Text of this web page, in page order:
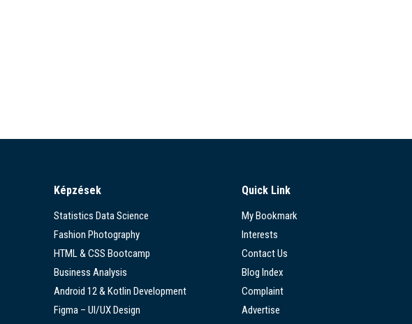
Képzések
Statistics Data Science
Fashion Photography
HTML & CSS Bootcamp
Business Analysis
Android 12 & Kotlin Development
Figma – UI/UX Design
Quick Link
My Bookmark
Interests
Contact Us
Blog Index
Complaint
Advertise